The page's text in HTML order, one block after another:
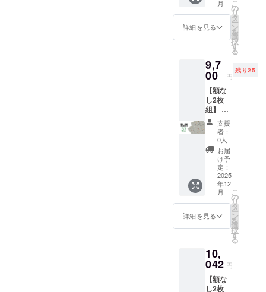
島へは
継料が
必要で
に料金
をご案
内しま
す-額な
しの場
合：ヤ
マト運
輸80サ
イズに
て1,200
円程の
中継料
追加が
別途必
要とな
※ご注文
状況、
給状
況、製
造工程
上の都
いたし
ません
※国内配
お届け
日は
「お届
け予
定」月
の月末
です ※
送料込
の価格
です ※
沖縄離
島へは
別途中
継料が
必要で
確認後
に料金
す-額な
しの場
合：ヤ
マト運
イズ：
B2(515
x728m
殊紙
195gs
m ・印
刷：オ
フセッ
ト印刷
・生
産：日
ドケー
ス仕様
・サイ
ズ：直
80mmx
長さ
580mm
用ハー
ドケー
ス1個に
2枚のポ
2=￥15,
400(税
込)のと
ころ、
→
F￥9,24
0(税込)
内容 ・
動物病
院の
「犬ポ
ス
ター」
x 2 ・
ハード
ケース
x 1 ポス
ター仕
様 ・サ
イズ：
B2(515
x728m
殊紙
195gs
m ・印
刷：オ
月
詳細を見る
こ
の
リ
タ
ー
ン
を
選
択
す
る
9,7
00 円
残り25
【額な
し2枚
組】 先
着25名
様限
定！ 一
般販売
予定価
￥7,700
(税込) x
2=￥15,
400(税
込)のと
ころ、
→
F￥9,70
0(税込)
内容 ・
動物病
院の
支援
者：
0人
お届
け予
定：
2025
年12
月
詳細を見る
こ
の
リ
タ
ー
ン
を
選
択
す
る
10,
042 円
【額な
し2枚